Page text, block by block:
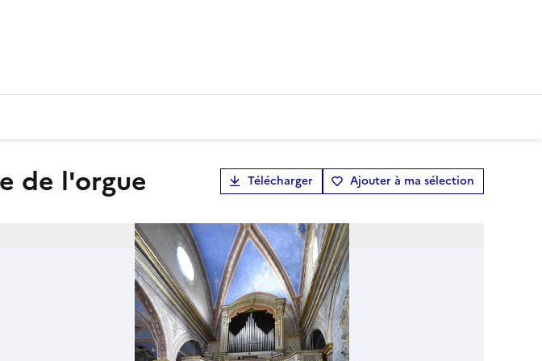
de l'orgue Télécharger Ajouter à ma sélection